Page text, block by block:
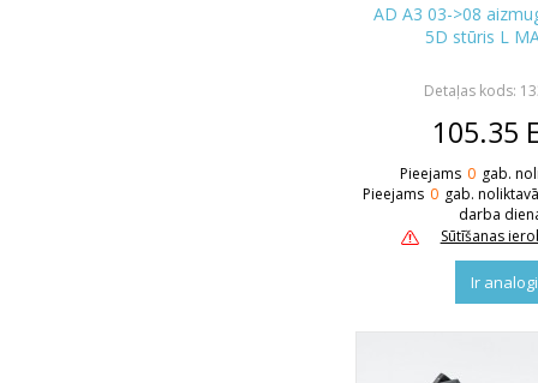
AD A3 03->08
5D stūris L
Detaļas kods:
105.35
Pieejams 0 gab.
Pieejams 0 gab.
darba
Sūtīšanas
Ir analogi